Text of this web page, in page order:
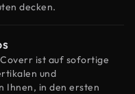
decken.
ist auf sofortige
und
Ihnen, in den ersten